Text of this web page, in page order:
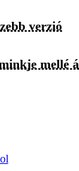
verzió
mellé